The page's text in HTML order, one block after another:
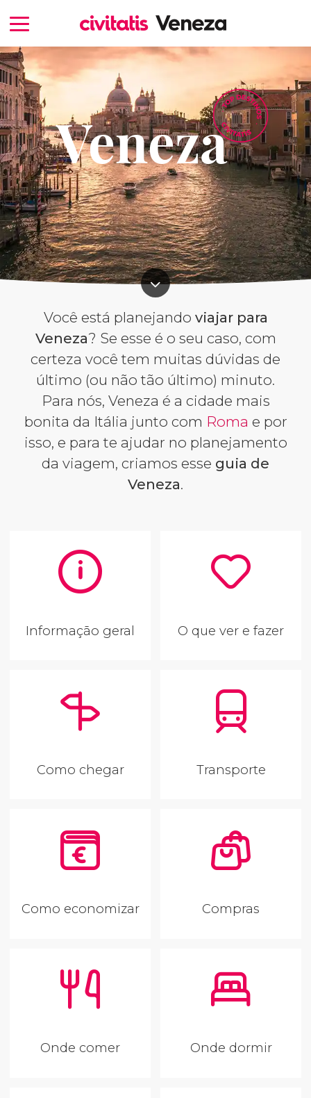
Veneza
Você está planejando viajar para
Veneza? Se esse é o seu caso, com
certeza você tem muitas dúvidas de
último (ou não tão último) minuto.
Para nós, Veneza é a cidade mais
bonita da Itália junto com Roma e por
isso, e para te ajudar no planejamento
da viagem, criamos esse guia de
Veneza.
Informação geral O que ver e fazer
Como chegar Transporte
Como economizar Compras
Onde comer Onde dormir